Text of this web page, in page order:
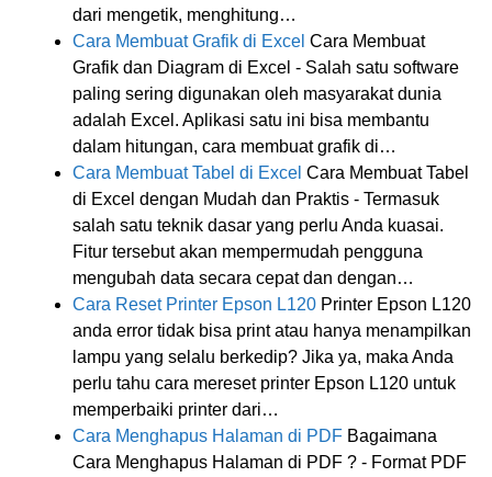
dari mengetik, menghitung…
Cara Membuat Grafik di Excel Cara Membuat
Grafik dan Diagram di Excel - Salah satu software
paling sering digunakan oleh masyarakat dunia
adalah Excel. Aplikasi satu ini bisa membantu
dalam hitungan, cara membuat grafik di…
Cara Membuat Tabel di Excel Cara Membuat Tabel
di Excel dengan Mudah dan Praktis - Termasuk
salah satu teknik dasar yang perlu Anda kuasai.
Fitur tersebut akan mempermudah pengguna
mengubah data secara cepat dan dengan…
Cara Reset Printer Epson L120 Printer Epson L120
anda error tidak bisa print atau hanya menampilkan
lampu yang selalu berkedip? Jika ya, maka Anda
perlu tahu cara mereset printer Epson L120 untuk
memperbaiki printer dari…
Cara Menghapus Halaman di PDF Bagaimana
Cara Menghapus Halaman di PDF ? - Format PDF